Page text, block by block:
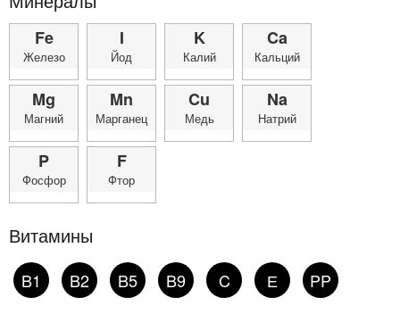
Fe
Железо
I
Йод
K
Калий
Ca
Кальций
Mg
Магний
Mn
Марганец
Cu
Медь
Na
Натрий
P
Фосфор
F
Фтор
Витамины
B1 B2 B5 B9 C Е PP